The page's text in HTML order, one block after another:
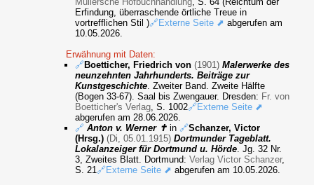
Erfindung, überraschende örtliche Treue in
vortrefflichen Stil )🔗Externe Seite ⬈ abgerufen am
10.05.2026.
Erwähnung mit Daten:
🔗Boetticher, Friedrich von (1901) Malerwerke des
neunzehnten Jahrhunderts. Beiträge zur
Kunstgeschichte. Zweiter Band. Zweite Hälfte
(Bogen 33-67). Saal bis Zwengauer. Dresden: Fr. von
Boetticher's Verlag, S. 1002🔗Externe Seite ⬈
abgerufen am 28.06.2026.
🔗 Anton v. Werner ✝in🔗Schanzer, Victor
(Hrsg.) (Di, 05.01.1915) Dortmunder Tageblatt.
Lokalanzeiger für Dortmund u. Hörde. Jg. 32 Nr.
3, Zweites Blatt. Dortmund:Verlag Victor Schanzer,
S. 21🔗Externe Seite ⬈ abgerufen am 10.05.2026.